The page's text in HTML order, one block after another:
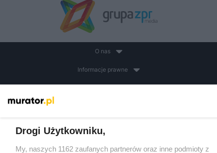
O nas
Informacje prawne
Drogi Użytkowniku,
My, naszych 1162 zaufanych partnerów oraz inne podmioty z